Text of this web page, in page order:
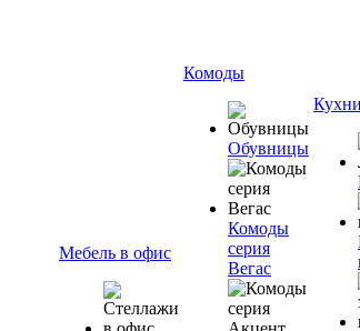
Мебель в офис
Комоды
Обувницы
Комоды
серия
Вегас